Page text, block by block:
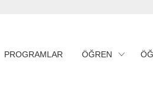
PROGRAMLAR ÖĞREN